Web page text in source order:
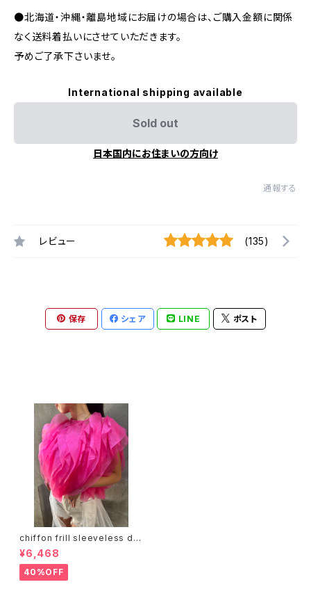
●北海道・沖縄・離島地域にお届けの場合は、ご購入金額に関係
なく送料着払いにさせていただきます。
予めご了承下さいませ。
International shipping available
Sold out
日本国内にお住まいの方向け
通報する
レビュー (135)
保存 シェア LINE ポスト
chiffon frill sleeveless de
sign tops トップス シフォン フ
リル ノースリーブ
¥6,468
40%OFF